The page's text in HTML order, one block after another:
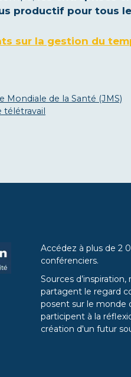
productif pour tous
sur la gestion du
de la Santé (JMS)
Accédez à plus de 2
conférenciers.
Sources
partagent le regard
posent sur le monde
participent à la
création d'un futur